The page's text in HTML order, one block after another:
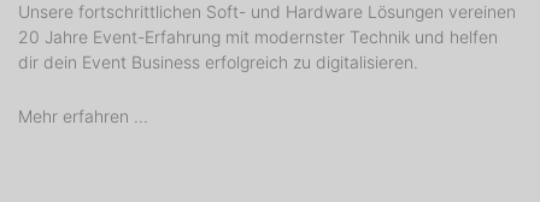
Unsere fortschrittlichen Soft- und Hardware Lösungen vereinen
20 Jahre Event-Erfahrung mit modernster Technik und helfen
dir dein Event Business erfolgreich zu digitalisieren.
Mehr erfahren ...